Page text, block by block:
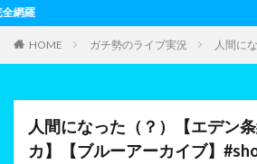
HOME ガチ勢のライブ実況 人間に
人間になった（？）【エデン
カ】【ブルーアーカイブ】